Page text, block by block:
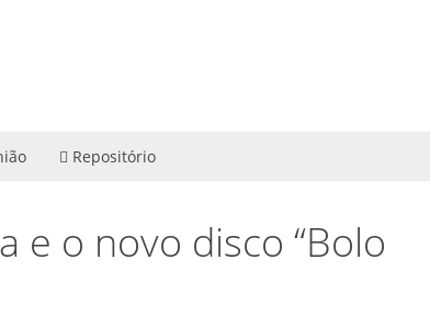
Repositório
e o novo disco “Bolo